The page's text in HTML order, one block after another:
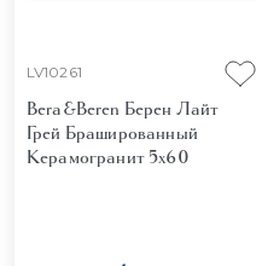
LV10261
Bera&Beren Берен Лайт
Грей Брашированный
Керамогранит 5x60